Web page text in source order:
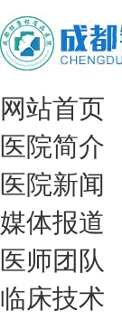
网站首页
医院简介
医院新闻
媒体报道
医师团队
临床技术